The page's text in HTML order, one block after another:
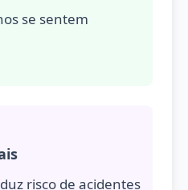
se sentem
risco de acidentes